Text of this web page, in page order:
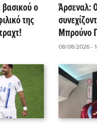
βασικού ο
της
Άρσεναλ:
Μπρούνο
08/08/2026 -